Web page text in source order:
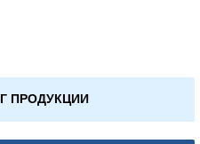
ПРОДУКЦИИ